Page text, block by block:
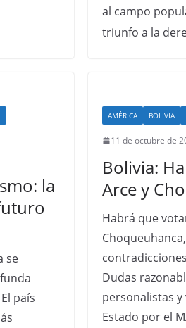
al campo
triunfo a la
la
se
país
AMÉRICA BOLIVIA
11 de octubre de
Bolivia:
Arce y
Habrá que
Dudas
personalistas
Estado por el